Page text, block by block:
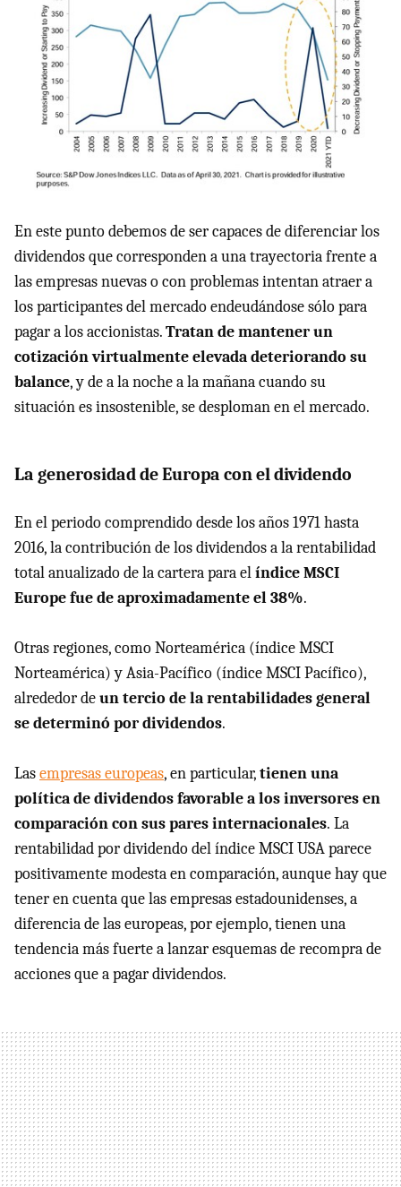
En este punto debemos de ser capaces de diferenciar los
dividendos que corresponden a una trayectoria frente a
las empresas nuevas o con problemas intentan atraer a
los participantes del mercado endeudándose sólo para
pagar a los accionistas.Tratan de mantener un
cotización virtualmente elevada deteriorando su
balance, y de a la noche a la mañana cuando su
situación es insostenible, se desploman en el mercado.
La generosidad de Europa con el dividendo
En el periodo comprendido desde los años 1971 hasta
2016, la contribución de los dividendos a la rentabilidad
total anualizado de la cartera para elíndice MSCI
Europe fue de aproximadamente el 38%.
Otras regiones, como Norteamérica (índice MSCI
Norteamérica) y Asia-Pacífico (índice MSCI Pacífico),
alrededor deun tercio de la rentabilidades general
se determinó por dividendos.
Lasempresas europeas, en particular,tienen una
política de dividendos favorable a los inversores en
comparación con sus pares internacionales. La
rentabilidad por dividendo del índice MSCI USA parece
positivamente modesta en comparación, aunque hay que
tener en cuenta que las empresas estadounidenses, a
diferencia de las europeas, por ejemplo, tienen una
tendencia más fuerte a lanzar esquemas de recompra de
acciones que a pagar dividendos.